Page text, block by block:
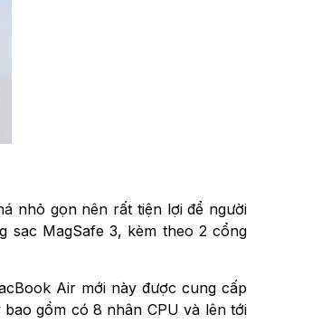
nhỏ gọn nên rất tiện lợi để người
sạc MagSafe 3, kèm theo 2 cổng
Air mới này được cung cấp
gồm có 8 nhân CPU và lên tới